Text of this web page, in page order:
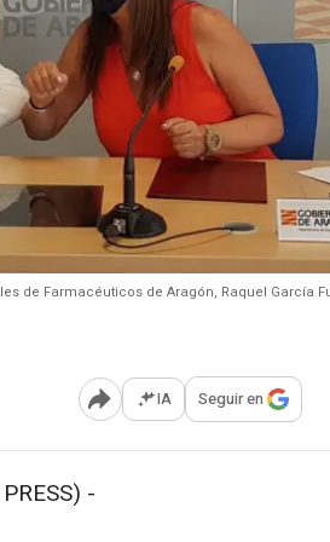
de Farmacéuticos de Aragón, Raquel García
Abrir opciones para
IA Seguir en
-